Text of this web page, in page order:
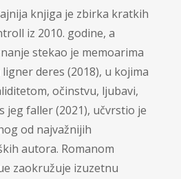
knjiga je zbirka kratkih
iz 2010. godine, a
stekao je memoarima
deres (2018), u kojima
očinstvu, ljubavi,
jeg faller (2021), učvrstio je
od najvažnijih
autora. Romanom
zaokružuje izuzetnu